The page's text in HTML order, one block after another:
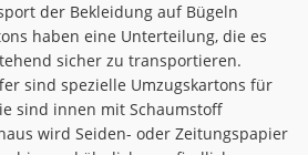
der Bekleidung auf Bügeln
haben eine Unterteilung, die es
sicher zu transportieren.
sind spezielle Umzugskartons für
sind innen mit Schaumstoff
wird Seiden- oder Zeitungspapier